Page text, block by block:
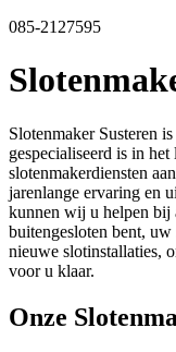
085-2127595
Slotenmaker Susteren
gespecialiseerd is in
slotenmakerdiensten
jarenlange ervaring en
kunnen wij u helpen bij
buitengesloten bent,
nieuwe slotinstallaties,
voor u klaar.
Onze